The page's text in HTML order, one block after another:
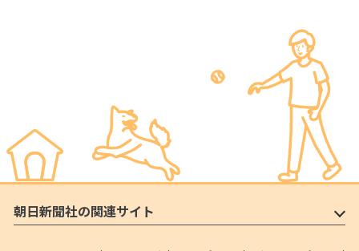
朝日新聞社の関連サイト